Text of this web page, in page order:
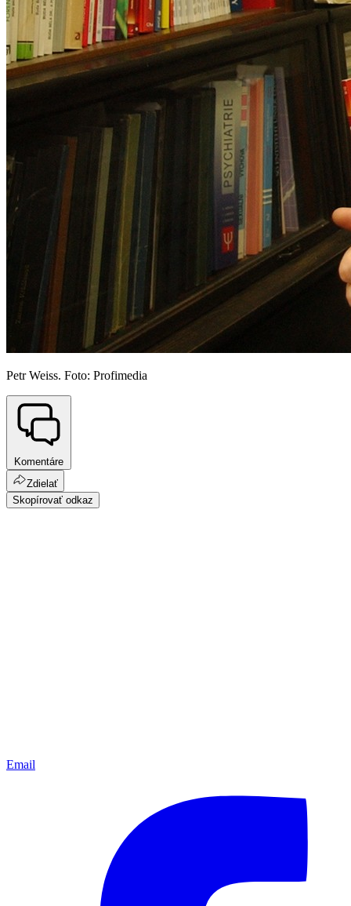
Petr Weiss. Foto: Profimedia
Komentáre
Zdielať
Skopírovať odkaz
Email